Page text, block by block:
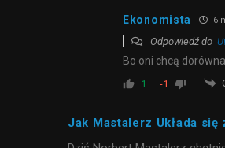
Ekonomista 6
Odpowiedź do
Bo oni chcą
1 -1
Jak Mastalerz Układa się